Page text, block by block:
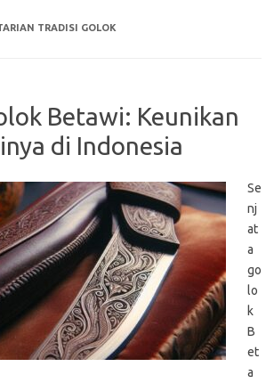
TRADISI GOLOK
Betawi: Keunikan
di Indonesia
Se
nj
at
a
go
lo
k
B
et
a